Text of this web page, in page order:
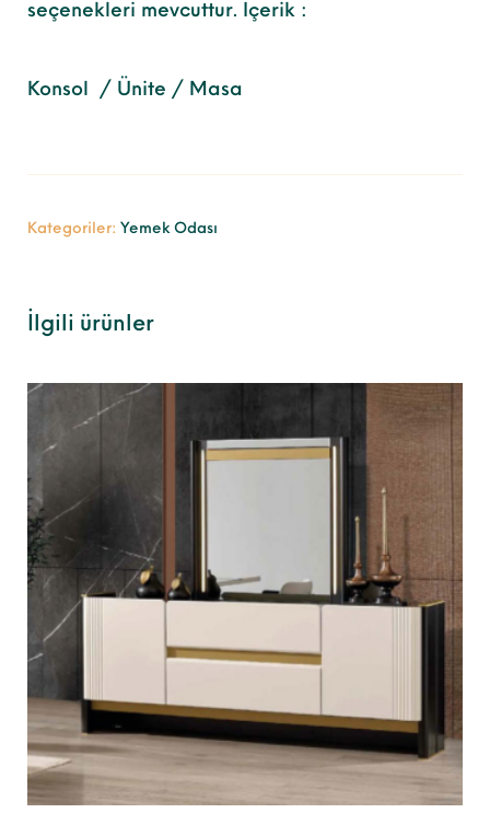
seçenekleri mevcuttur. İçerik :
Konsol / Ünite / Masa
Kategoriler: Yemek Odası
İlgili ürünler